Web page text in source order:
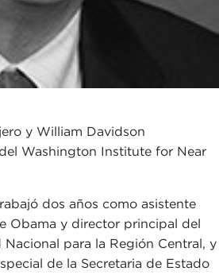
y William Davidson
Washington Institute for Near
dos años como asistente
Obama y director principal del
para la Región Central, y
de la Secretaria de Estado